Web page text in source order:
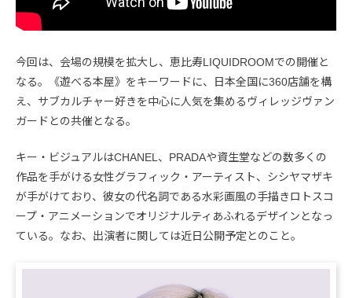
今回は、会場の規模を拡大し、恵比寿LIQUIDROOMでの開催と
なる。《遊べる本屋》をキーワードに、日本全国に360店舗を構
え、サブカルチャー好きを中心に人気を集めるヴィレッジヴァン
ガードとの共催となる。
キー・ビジュアルはCHANEL、PRADAや資生堂などの数多くの
作品を手がける女性グラフィック・アーティスト、シシヤマザキ
が手がけており、彼女の代名詞である水彩画風の手描きロトスコ
ープ・アニメーションでオリジナルティあふれるデザインとなっ
ている。なお、出演者に関しては近日公開予定とのこと。